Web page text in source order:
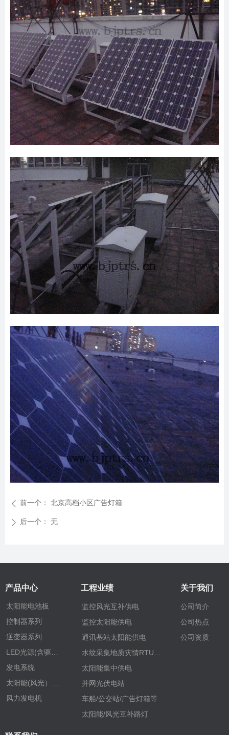
ꄴ 前一个： 北京高档小区广告灯箱
ꄲ 后一个： 无
产品中心
太阳能电池板
控制器系列
逆变器系列
发电系统
风力发电机
工程业绩
监控风光互补供电
监控太阳能供电
通讯基站太阳能供电
太阳能集中供电
并网光伏电站
车船/公交站/广告灯箱等
太阳能/风光互补路灯
关于我们
公司简介
公司热点
公司资质